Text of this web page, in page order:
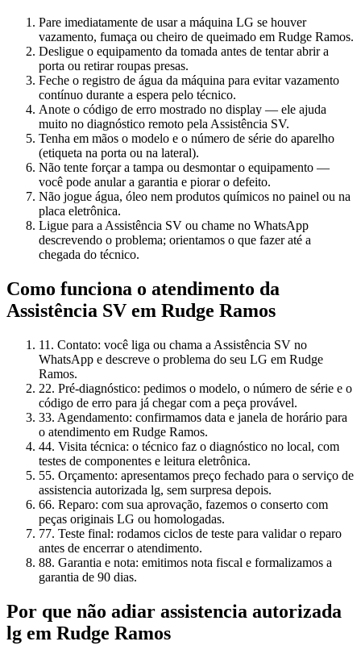
Pare imediatamente de usar a máquina LG se houver
vazamento, fumaça ou cheiro de queimado em Rudge Ramos.
Desligue o equipamento da tomada antes de tentar abrir a
porta ou retirar roupas presas.
Feche o registro de água da máquina para evitar vazamento
contínuo durante a espera pelo técnico.
Anote o código de erro mostrado no display — ele ajuda
muito no diagnóstico remoto pela Assistência SV.
Tenha em mãos o modelo e o número de série do aparelho
(etiqueta na porta ou na lateral).
Não tente forçar a tampa ou desmontar o equipamento —
você pode anular a garantia e piorar o defeito.
Não jogue água, óleo nem produtos químicos no painel ou na
placa eletrônica.
Ligue para a Assistência SV ou chame no WhatsApp
descrevendo o problema; orientamos o que fazer até a
chegada do técnico.
Como funciona o atendimento da
Assistência SV em Rudge Ramos
11. Contato: você liga ou chama a Assistência SV no
WhatsApp e descreve o problema do seu LG em Rudge
Ramos.
22. Pré-diagnóstico: pedimos o modelo, o número de série e o
código de erro para já chegar com a peça provável.
33. Agendamento: confirmamos data e janela de horário para
o atendimento em Rudge Ramos.
44. Visita técnica: o técnico faz o diagnóstico no local, com
testes de componentes e leitura eletrônica.
55. Orçamento: apresentamos preço fechado para o serviço de
assistencia autorizada lg, sem surpresa depois.
66. Reparo: com sua aprovação, fazemos o conserto com
peças originais LG ou homologadas.
77. Teste final: rodamos ciclos de teste para validar o reparo
antes de encerrar o atendimento.
88. Garantia e nota: emitimos nota fiscal e formalizamos a
garantia de 90 dias.
Por que não adiar assistencia autorizada
lg em Rudge Ramos